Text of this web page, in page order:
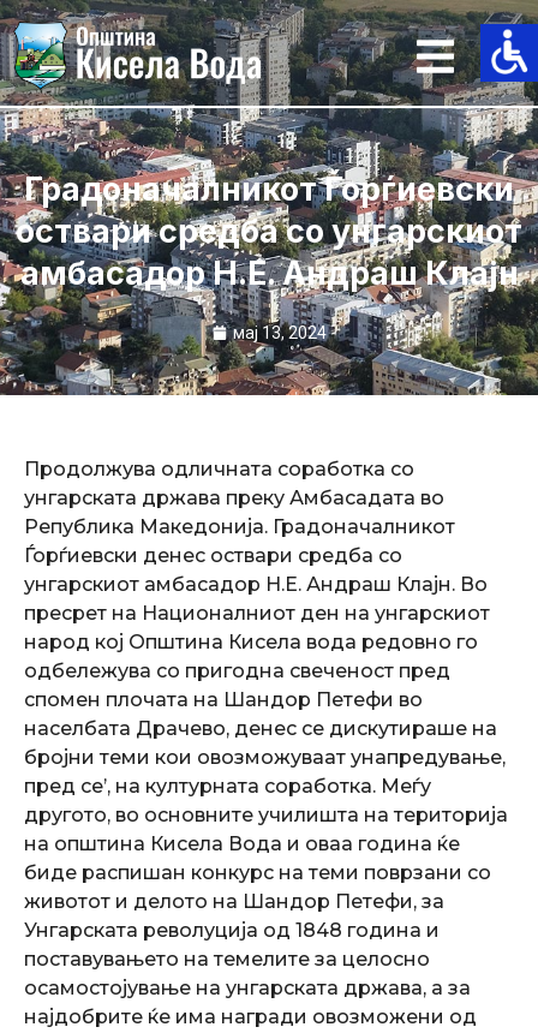
Skip
to
content
Градоначалникот Ѓорѓиевски
оствари средба со унгарскиот
амбасадор Н.Е. Андраш Клајн
мај 13, 2024
Продолжува одличната соработка со
унгарската држава преку Амбасадата во
Република Македонија. Градоначалникот
Ѓорѓиевски денес оствари средба со
унгарскиот амбасадор Н.Е. Андраш Клајн. Во
пресрет на Националниот ден на унгарскиот
народ кој Општина Кисела вода редовно го
одбележува со пригодна свеченост пред
спомен плочата на Шандор Петефи во
населбата Драчево, денес се дискутираше на
бројни теми кои овозможуваат унапредување,
пред се’, на културната соработка. Меѓу
другото, во основните училишта на територија
на општина Киселa Вода и оваа година ќе
биде распишан конкурс на теми поврзани со
животот и делото на Шандор Петефи, за
Унгарската револуција од 1848 година и
поставувањето на темелите за целосно
осамостојување на унгарската држава, а за
најдобрите ќе има награди овозможени од